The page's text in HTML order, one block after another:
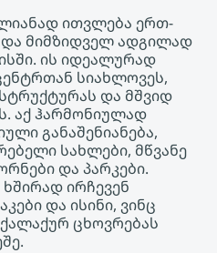
ითვლება ერთ-
მიმზიდველ ადგილად
ის იდეალურად
სიახლოვეს,
და მშვიდ
აქ ჰარმონიულად
განაშენიანება,
სახლები, მწვანე
და პარკები.
ირჩევენ
და ისინი, ვინც
ცხოვრებას